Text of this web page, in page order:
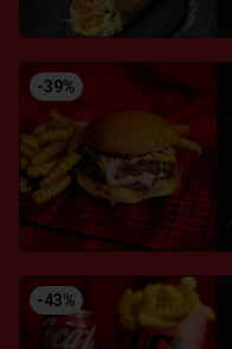
-39%
-43%